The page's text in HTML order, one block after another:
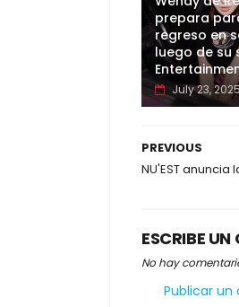
prepara
regreso en
luego de su
July 23,
PREVIOUS
NU'EST
ESCRIBE
No hay
Publicar